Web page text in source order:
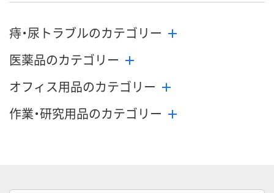
痔・尿トラブルのカテゴリー
医薬品のカテゴリー
オフィス用品のカテゴリー
作業・研究用品のカテゴリー